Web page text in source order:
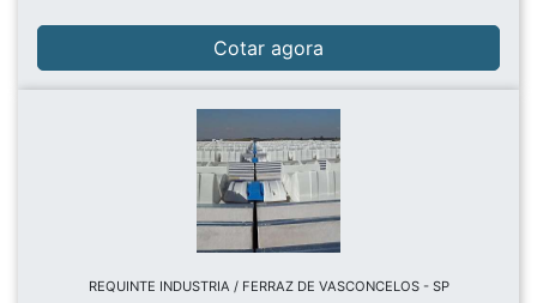
Cotar agora
REQUINTE INDUSTRIA / FERRAZ DE VASCONCELOS - SP